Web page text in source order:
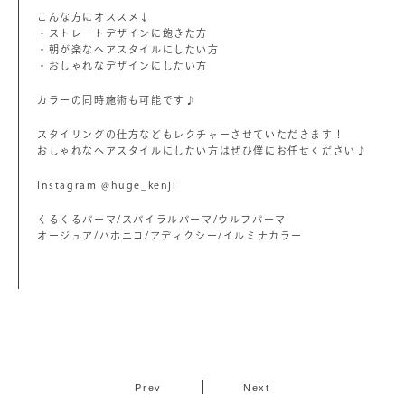
こんな方にオススメ↓
・ストレートデザインに飽きた方
・朝が楽なヘアスタイルにしたい方
・おしゃれなデザインにしたい方
カラーの同時施術も可能です♪
スタイリングの仕方などもレクチャーさせていただきます！
おしゃれなヘアスタイルにしたい方はぜひ僕にお任せください♪
Instagram @huge_kenji
くるくるパーマ/スパイラルパーマ/ウルフパーマ
オージュア/ハホニコ/アディクシー/イルミナカラー
Prev Next